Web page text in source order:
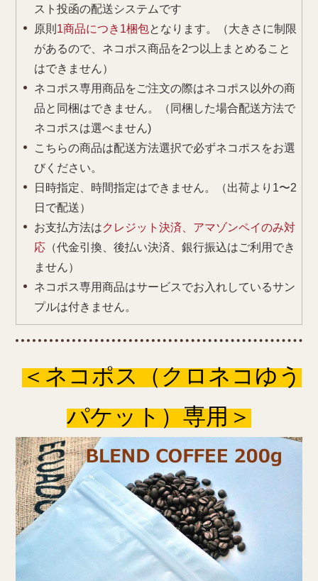
スト投函の配送システムです
原則 1商品につき1梱包となります。（大きさに制限
があるので、ネコポス商品を2つ以上まとめること
はできません）
ネコポス専用商品をご注文の際はネコポス以外の商
品と同梱はできません。（同梱した場合配送方法で
ネコポスは選べません)
こちらの商品は配送方法選択で必ずネコポスをお選
びください。
日時指定、時間指定はできません。（出荷より1〜2
日で配送）
お支払方法はクレジット決済、アマゾンペイのみ対
応 （代金引換、後払い決済、銀行振込はご利用でき
ません）
ネコポス専用商品はサービスでお入れしているサン
プルは付きません。
＜ネコポス（クロネコゆう
パケット）専用＞